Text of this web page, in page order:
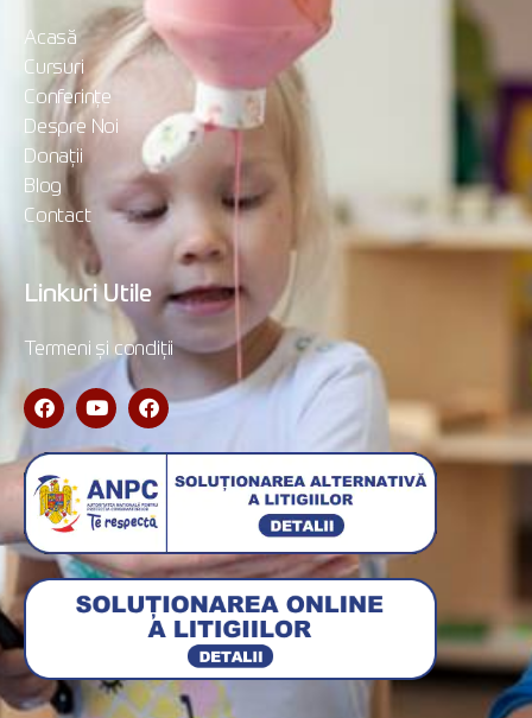
Acasă
Cursuri
Conferințe
Despre Noi
Donații
Blog
Contact
Linkuri Utile
Termeni și condiții